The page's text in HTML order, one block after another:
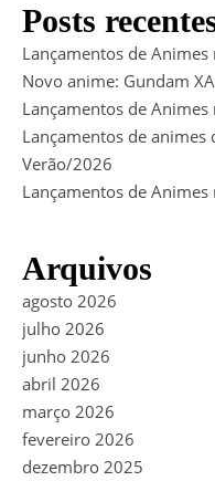
Posts
Lançamentos de
Novo anime: Gundam
Lançamentos de
Lançamentos de
Verão/2026
Lançamentos de
Arquivos
agosto 2026
julho 2026
junho 2026
abril 2026
março 2026
fevereiro 2026
dezembro 2025